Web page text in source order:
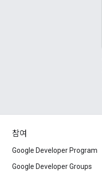
참여
Google Developer Program
Google Developer Groups